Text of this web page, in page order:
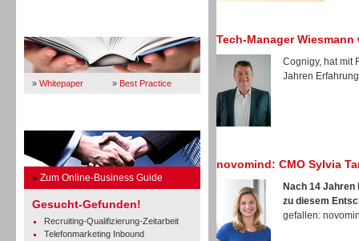
» Whitepaper » Best Practice
» Zum Online-Business Guide
Gesucht-Gefunden!
Recruiting-Qualifizierung-Zeitarbeit
Telefonmarketing Inbound
Tech-Manager
Cognigy, hat mit
Jahren
novomind: CMO Sylvia
Nach 14
zu diesem
gefallen: